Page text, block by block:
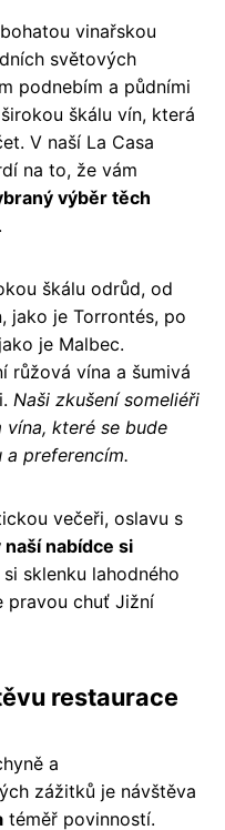
vinařskou
světových
podnebím a půdními
škálu vín, která
V naší La Casa
na to, že vám
výběr těch
.
škálu odrůd, od
jako je Torrontés, po
je Malbec.
růžová vína a šumivá
Naši zkušení someliéři
které se bude
preferencím.
večeři, oslavu s
naší nabídce si
sklenku lahodného
pravou chuť Jižní
restaurace
a
zážitků je návštěva
téměř povinností.